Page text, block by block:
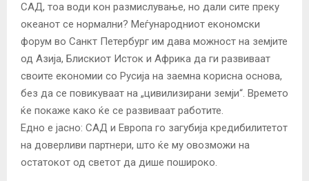
САД, тоа води кон размислување, но дали сите преку
океанот се нормални? Меѓународниот економски
форум во Санкт Петербург им дава можност на земјите
од Азија, Блискиот Исток и Африка да ги развиваат
своите економии со Русија на заемна корисна основа,
без да се повикуваат на „цивилизирани земји“. Времето
ќе покаже како ќе се развиваат работите.
Едно е јасно: САД и Европа го загубија кредибилитетот
на доверливи партнери, што ќе му овозможи на
остатокот од светот да дише пошироко.